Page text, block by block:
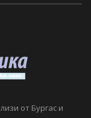
от Бургас и